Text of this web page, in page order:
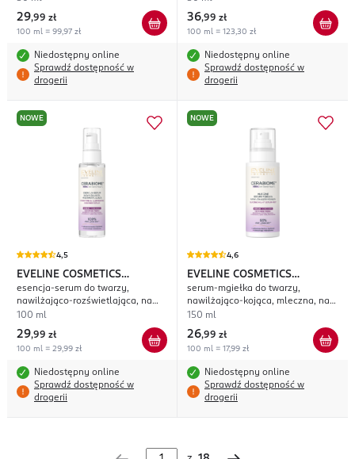
29,99 zł
100 ml = 99,97 zł
Niedostępny online
Sprawdź dostępność w
drogerii
36,99 zł
100 ml = 123,30 zł
Niedostępny online
Sprawdź dostępność w
drogerii
NOWE
4,5
EVELINE COSMETICS
Cerabiome
esencja-serum do twarzy,
nawilżająco-rozświetlająca, na
dzień i na noc
100 ml
29,99 zł
100 ml = 29,99 zł
Niedostępny online
Sprawdź dostępność w
drogerii
NOWE
4,6
EVELINE COSMETICS
Cerabiome
serum-mgiełka do twarzy,
nawilżająco-kojąca, mleczna, na
dzień i na noc
150 ml
26,99 zł
100 ml = 17,99 zł
Niedostępny online
Sprawdź dostępność w
drogerii